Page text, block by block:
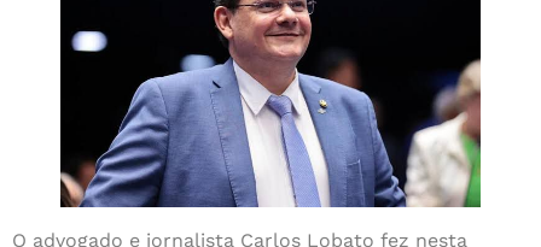
O advogado e jornalista Carlos Lobato fez nesta